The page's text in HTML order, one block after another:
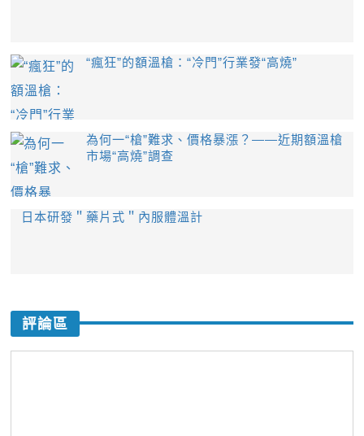
“瘋狂”的額溫槍：“冷門”行業發“高燒”
為何一“槍”難求、價格暴漲？——近期額溫槍
市場“高燒”調查
日本研發＂藥片式＂內服體溫計
評論區